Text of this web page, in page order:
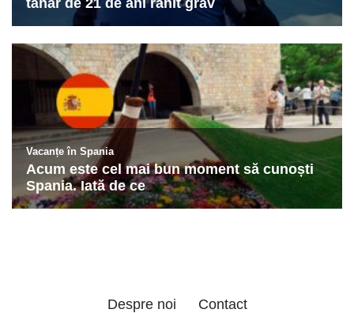
Despre noi Contact